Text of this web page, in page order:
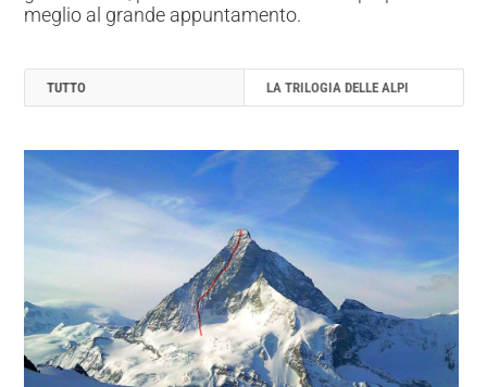
meglio al grande appuntamento.
TUTTO LA TRILOGIA DELLE ALPI